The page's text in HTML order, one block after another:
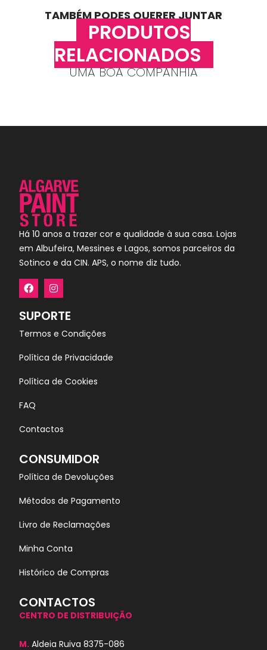
TAMBÉM PODES QUERER JUNTAR
PRODUTOS
RELACIONADOS
UMA BOA COMPANHIA
Há 10 anos a trazer cor e qualidade à sua casa. Lojas
em Albufeira, Messines e Lagos, somos parceiros da
Sotinco e da CIN. APS, o nome diz tudo.
SUPORTE
Termos e Condições
Política de Privacidade
Política de Cookies
FAQ
Contactos
CONSUMIDOR
Política de Devoluções
Métodos de Pagamento
Livro de Reclamações
Minha Conta
Histórico de Compras
CONTACTOS
CENTRO DE DISTRIBUIÇÃO
M. Aldeia Ruiva 8375-086